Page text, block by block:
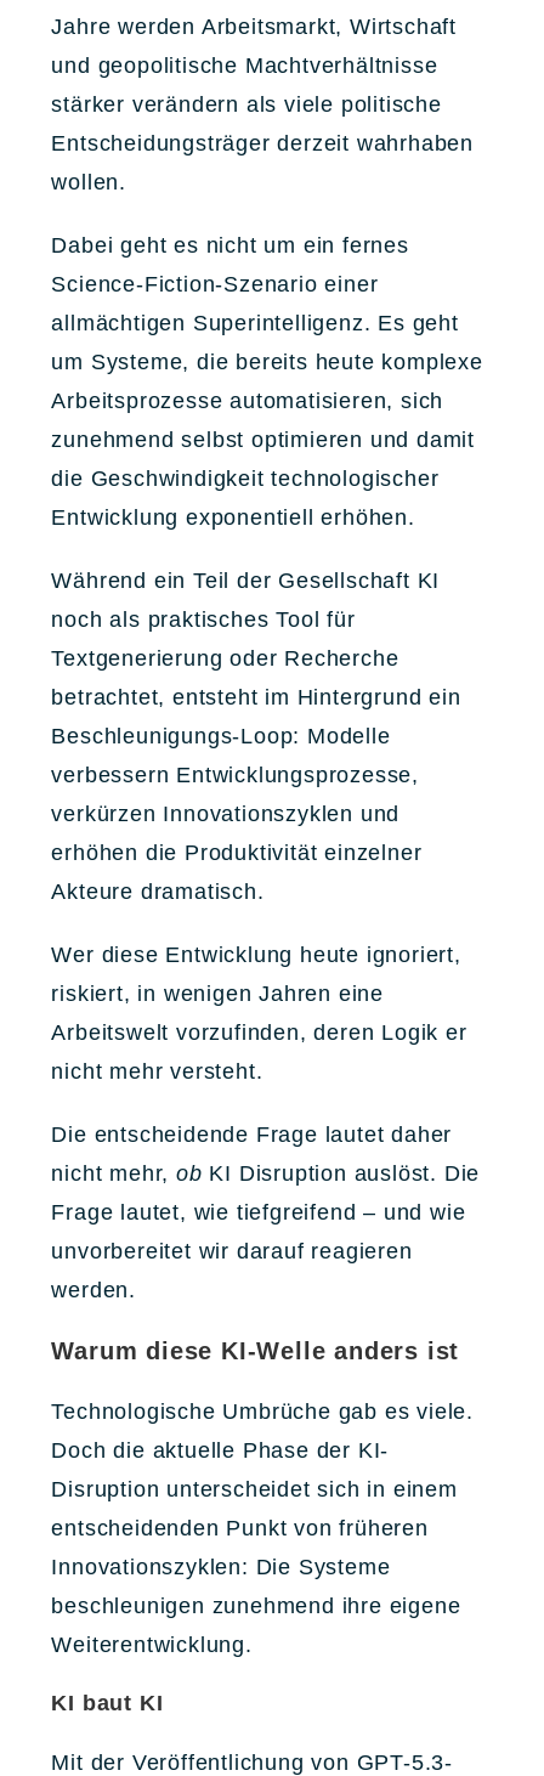
Jahre werden Arbeitsmarkt, Wirtschaft
und geopolitische Machtverhältnisse
stärker verändern als viele politische
Entscheidungsträger derzeit wahrhaben
wollen.
Dabei geht es nicht um ein fernes
Science-Fiction-Szenario einer
allmächtigen Superintelligenz. Es geht
um Systeme, die bereits heute komplexe
Arbeitsprozesse automatisieren, sich
zunehmend selbst optimieren und damit
die Geschwindigkeit technologischer
Entwicklung exponentiell erhöhen.
Während ein Teil der Gesellschaft KI
noch als praktisches Tool für
Textgenerierung oder Recherche
betrachtet, entsteht im Hintergrund ein
Beschleunigungs-Loop: Modelle
verbessern Entwicklungsprozesse,
verkürzen Innovationszyklen und
erhöhen die Produktivität einzelner
Akteure dramatisch.
Wer diese Entwicklung heute ignoriert,
riskiert, in wenigen Jahren eine
Arbeitswelt vorzufinden, deren Logik er
nicht mehr versteht.
Die entscheidende Frage lautet daher
nicht mehr, ob KI Disruption auslöst. Die
Frage lautet, wie tiefgreifend – und wie
unvorbereitet wir darauf reagieren
werden.
Warum diese KI-Welle anders ist
Technologische Umbrüche gab es viele.
Doch die aktuelle Phase der KI-
Disruption unterscheidet sich in einem
entscheidenden Punkt von früheren
Innovationszyklen: Die Systeme
beschleunigen zunehmend ihre eigene
Weiterentwicklung.
KI baut KI
Mit der Veröffentlichung von GPT-5.3-